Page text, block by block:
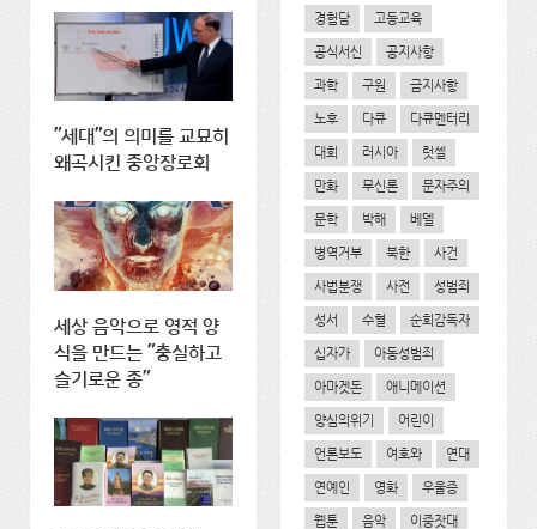
"세대"의 의미를 교묘히
왜곡시킨 중앙장로회
세상 음악으로 영적 양
식을 만드는 "충실하고
슬기로운 종"
경험담 고등교육
공식서신 공지사항
과학 구원 금지사항
노후 다큐 다큐멘터리
대회 러시아 럿셀
만화 무신론 문자주의
문학 박해 베델
병역거부 북한 사건
사법분쟁 사전 성범죄
성서 수혈 순회감독자
십자가 아동성범죄
아마겟돈 애니메이션
양심의위기 어린이
언론보도 여호와 연대
연예인 영화 우울증
웹툰 음악 이중잣대